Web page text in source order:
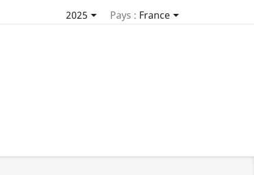
2025 Pays : France